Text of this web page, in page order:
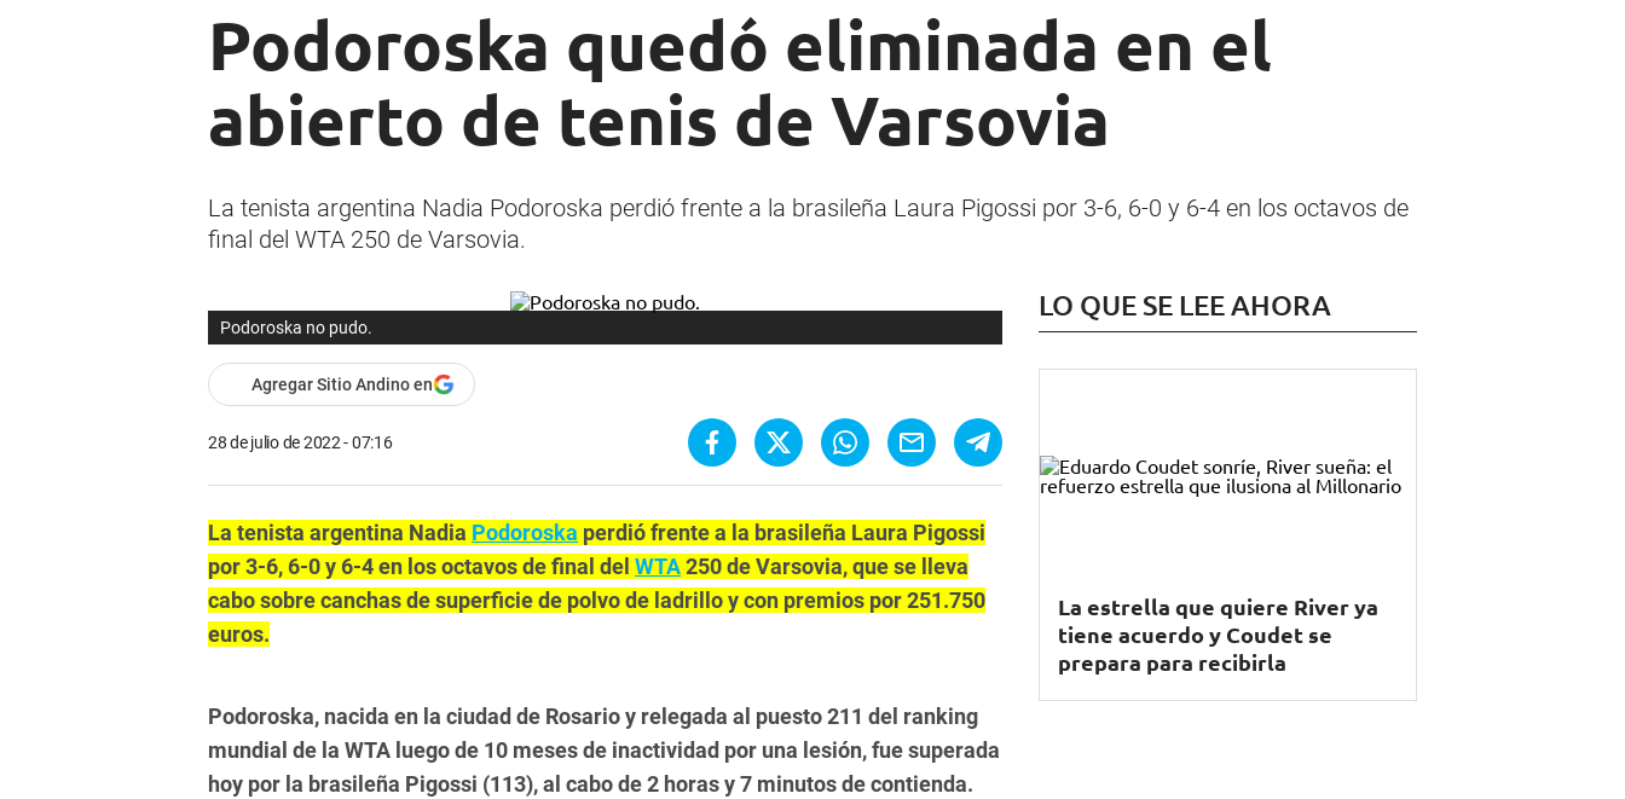
Podoroska quedó eliminada en el
abierto de tenis de Varsovia
La tenista argentina Nadia Podoroska perdió frente a la brasileña Laura Pigossi por 3-6, 6-0 y 6-4 en los octavos de
final del WTA 250 de Varsovia.
Podoroska no pudo.
Agregar Sitio Andino en
28 de julio de 2022 - 07:16
La tenista argentina Nadia Podoroska perdió frente a la brasileña Laura Pigossi
por 3-6, 6-0 y 6-4 en los octavos de final del WTA250 de Varsovia, que se lleva
cabo sobre canchas de superficie de polvo de ladrillo y con premios por 251.750
euros.
Podoroska, nacida en la ciudad de Rosario y relegada al puesto 211 del ranking
mundial de la WTA luego de 10 meses de inactividad por una lesión, fue superada
hoy por la brasileña Pigossi (113), al cabo de 2 horas y 7 minutos de contienda.
LO QUE SE LEE AHORA
La estrella que quiere River ya
tiene acuerdo y Coudet se
prepara para recibirla